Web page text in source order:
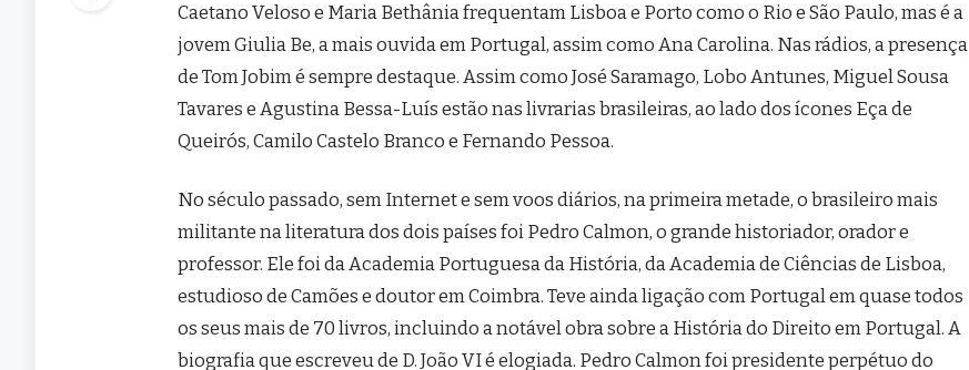
Caetano Veloso e Maria Bethânia frequentam Lisboa e Porto como o Rio e São Paulo, mas é a
jovem Giulia Be, a mais ouvida em Portugal, assim como Ana Carolina. Nas rádios, a presença
de Tom Jobim é sempre destaque. Assim como José Saramago, Lobo Antunes, Miguel Sousa
Tavares e Agustina Bessa-Luís estão nas livrarias brasileiras, ao lado dos ícones Eça de
Queirós, Camilo Castelo Branco e Fernando Pessoa.
No século passado, sem Internet e sem voos diários, na primeira metade, o brasileiro mais
militante na literatura dos dois países foi Pedro Calmon, o grande historiador, orador e
professor. Ele foi da Academia Portuguesa da História, da Academia de Ciências de Lisboa,
estudioso de Camões e doutor em Coimbra. Teve ainda ligação com Portugal em quase todos
os seus mais de 70 livros, incluindo a notável obra sobre a História do Direito em Portugal. A
biografia que escreveu de D. João VI é elogiada. Pedro Calmon foi presidente perpétuo do